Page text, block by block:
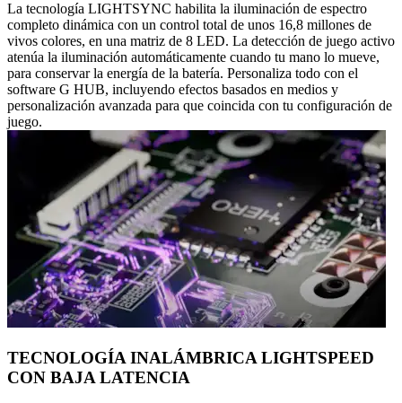
La tecnología LIGHTSYNC habilita la iluminación de espectro
completo dinámica con un control total de unos 16,8 millones de
vivos colores, en una matriz de 8 LED. La detección de juego activo
atenúa la iluminación automáticamente cuando tu mano lo mueve,
para conservar la energía de la batería. Personaliza todo con el
software G HUB, incluyendo efectos basados en medios y
personalización avanzada para que coincida con tu configuración de
juego.
TECNOLOGÍA INALÁMBRICA LIGHTSPEED
CON BAJA LATENCIA